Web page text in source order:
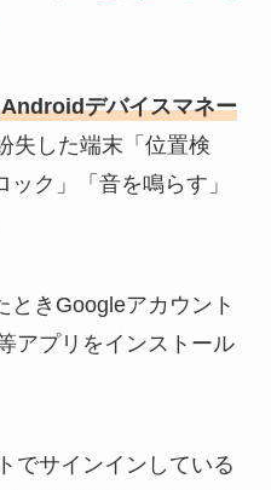
Androidデバイスマネー
失した端末「位置検
ク」「音を鳴らす」
ときGoogleアカウント
アプリをインストール
でサインインしている